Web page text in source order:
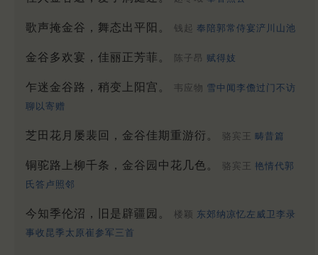
歌声掩金谷，舞态出平阳。 钱起 奉陪郭常侍宴浐川山池
金谷多欢宴，佳丽正芳菲。 陈子昂 赋得妓
乍迷金谷路，稍变上阳宫。 韦应物 雪中闻李儋过门不访
聊以寄赠
芝田花月屡裴回，金谷佳期重游衍。 骆宾王 畴昔篇
铜驼路上柳千条，金谷园中花几色。 骆宾王 艳情代郭
氏答卢照邻
今知季伦沼，旧是辟疆园。 楼颖 东郊纳凉忆左威卫李录
事收昆季太原崔参军三首